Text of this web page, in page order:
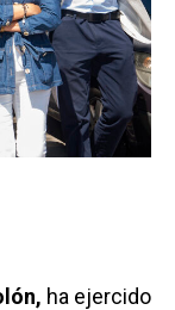
ha ejercido